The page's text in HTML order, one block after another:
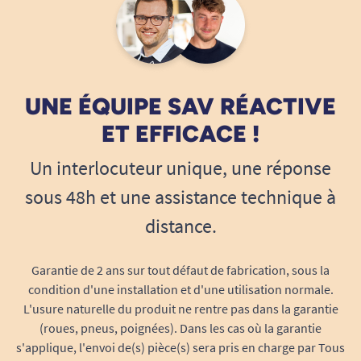
Aucune sensation d’humidité prolongée
grâce au cœur super-absorbant.
Des technologies innovantes pour plus
Fresh Odour Control – discrétion assurée à
chaque instant
La technologie Fresh Odour Control agit de
façon continue pour neutraliser le
développement des bactéries responsables des
odeurs désagréables, offrant ainsi unesécurité
toute la journée. Restez serein en
heures de port.
AbsorbTech™ – absorption maximale au
centre
La protection TENA Men Niveau 3 bénéficie de la
UNE ÉQUIPE SAV RÉACTIVE
ET EFFICACE !
Un interlocuteur unique, une réponse
sous 48h et une assistance technique à
distance.
Garantie de 2 ans sur tout défaut de fabrication, sous la
condition d'une installation et d'une utilisation normale.
L'usure naturelle du produit ne rentre pas dans la garantie
(roues, pneus, poignées). Dans les cas où la garantie
s'applique, l'envoi de(s) pièce(s) sera pris en charge par Tous